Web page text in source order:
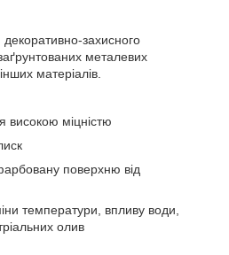
захисного
металевих
матеріалів.
високою міцністю
поверхню від
температури, впливу води,
олив